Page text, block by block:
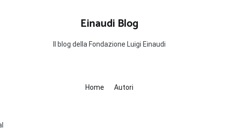
Einaudi Blog
Il blog della Fondazione Luigi Einaudi
Home Autori